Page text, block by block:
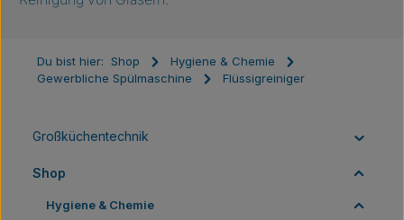
Du bist hier: Shop
Hygiene & Chemie
Gewerbliche Spülmaschine
Flüssigreiniger
Großküchentechnik
Shop
Hygiene & Chemie